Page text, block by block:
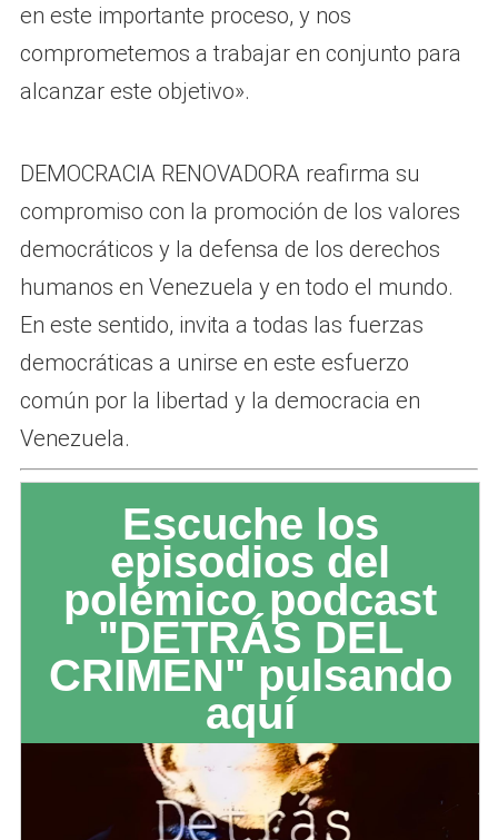
en este importante proceso, y nos
comprometemos a trabajar en conjunto para
alcanzar este objetivo».
DEMOCRACIA RENOVADORA reafirma su
compromiso con la promoción de los valores
democráticos y la defensa de los derechos
humanos en Venezuela y en todo el mundo.
En este sentido, invita a todas las fuerzas
democráticas a unirse en este esfuerzo
común por la libertad y la democracia en
Venezuela.
Escuche los
episodios del
polémico podcast
"DETRÁS DEL
CRIMEN" pulsando
aquí